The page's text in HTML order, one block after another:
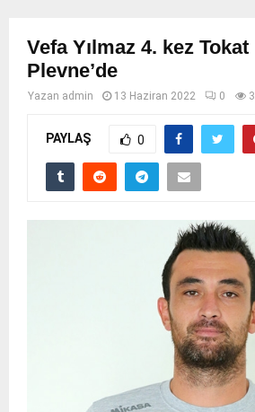
Vefa Yılmaz 4. kez
Plevne’de
Yazan admin 13 Haziran 2022 0
PAYLAŞ 0